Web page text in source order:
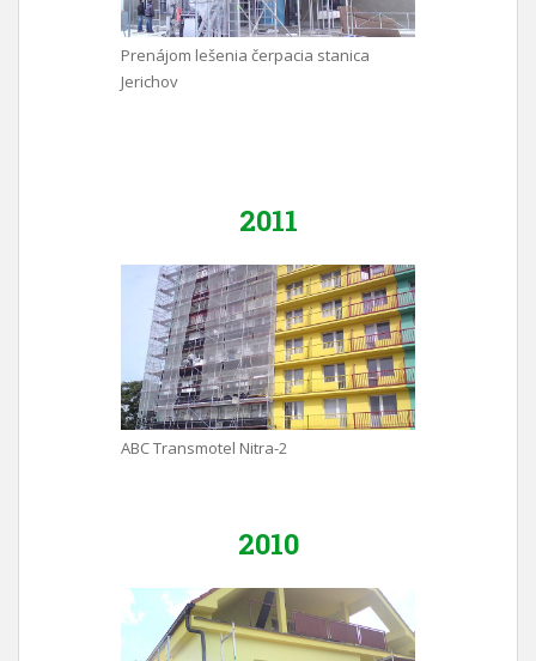
Prenájom lešenia čerpacia stanica
Jerichov
2011
ABC Transmotel Nitra-2
2010